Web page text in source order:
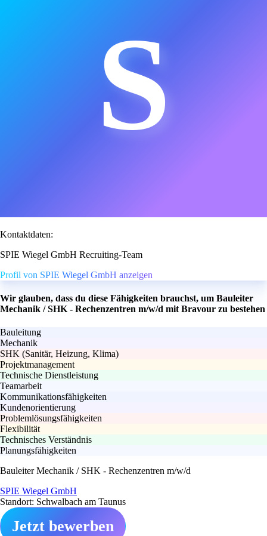
S
Kontaktdaten:
SPIE Wiegel GmbH Recruiting-Team
Profil von SPIE Wiegel GmbH anzeigen
Wir glauben, dass du diese Fähigkeiten brauchst, um Bauleiter
Mechanik / SHK - Rechenzentren m/w/d mit Bravour zu bestehen
Bauleitung
Mechanik
SHK (Sanitär, Heizung, Klima)
Projektmanagement
Technische Dienstleistung
Teamarbeit
Kommunikationsfähigkeiten
Kundenorientierung
Problemlösungsfähigkeiten
Flexibilität
Technisches Verständnis
Planungsfähigkeiten
Bauleiter Mechanik / SHK - Rechenzentren m/w/d
SPIE Wiegel GmbH
Standort: Schwalbach am Taunus
Jetzt bewerben